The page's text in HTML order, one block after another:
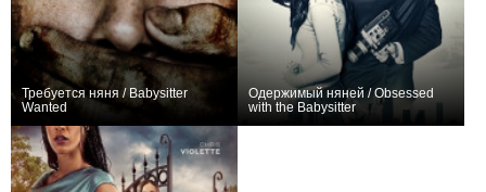
Требуется няня / Babysitter
Wanted
Одержимый няней / Obsessed
with the Babysitter